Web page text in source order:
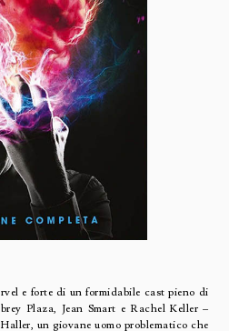
e forte di un formidabile cast pieno di
Plaza, Jean Smart e Rachel Keller –
un giovane uomo problematico che